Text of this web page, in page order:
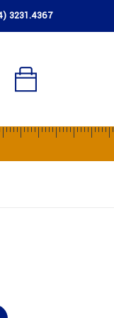
3231.4367